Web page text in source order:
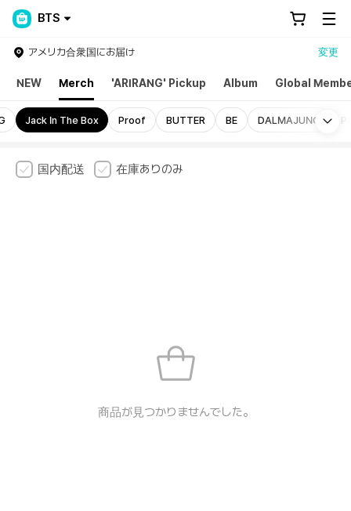
BTS
アメリカ合衆国にお届け 変更
NEW Merch 'ARIRANG' Pickup Album Global
Jack In The Box Proof BUTTER BE DALMAJUNG
国内配送 在庫ありのみ
商品が見つかりませんでした。